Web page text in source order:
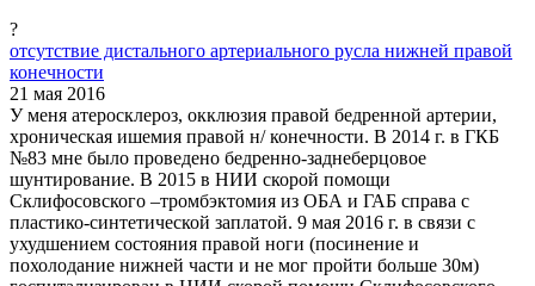
?
отсутствие дистального артериального русла нижней правой
конечности
21 мая 2016
У меня атеросклероз, окклюзия правой бедренной артерии,
хроническая ишемия правой н/ конечности. В 2014 г. в ГКБ
№83 мне было проведено бедренно-заднеберцовое
шунтирование. В 2015 в НИИ скорой помощи
Склифосовского –тромбэктомия из ОБА и ГАБ справа с
пластико-синтетической заплатой. 9 мая 2016 г. в связи с
ухудшением состояния правой ноги (посинение и
похолодание нижней части и не мог пройти больше 30м)